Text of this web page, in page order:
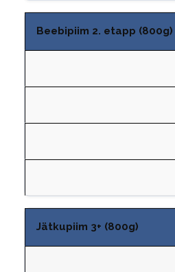
Beebipiim 2. etapp (800g)
Jätkupiim 3+ (800g)